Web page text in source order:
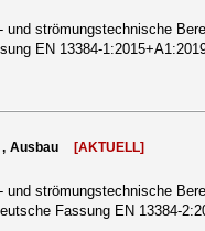
und strömungstechnische
EN 13384-
Ausbau [AKTUELL]
und strömungstechnische
Fassung EN 13384-